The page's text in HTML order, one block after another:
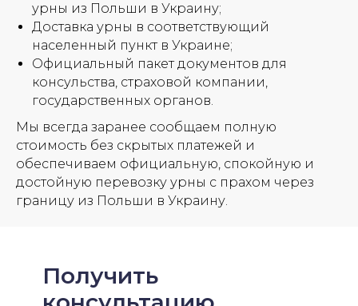
урны из Польши в Украину;
Доставка урны в соответствующий
населенный пункт в Украине;
Официальный пакет документов для
консульства, страховой компании,
государственных органов.
Мы всегда заранее сообщаем полную
стоимость без скрытых платежей и
обеспечиваем официальную, спокойную и
достойную перевозку урны с прахом через
границу из Польши в Украину.
Получить